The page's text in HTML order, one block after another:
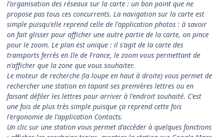
l'organisation des réseaux sur la carte : un bon point que ne
propose pas tous ces concurrents. La navigation sur la carte est
simple puisqu'elle reprend celle de l'application photos : à savoir
on fait glisser pour afficher une autre partie de la carte, on pince
pour le zoom. Le plan est unique : il s'agit de la carte des
transports ferrés en Ile de France, le zoom vous permettant de
n'afficher que la zone que vous souhaiter.
Le moteur de recherche (la loupe en haut à droite) vous permet de
rechercher une station en tapant ses premières lettres ou en
faisant défiler les lettres pour arriver à l'endroit souhaité. C'est
une fois de plus très simple puisque ça reprend cette fois
l'ergonomie de l'application Contacts.
Un clic sur une station vous permet d'accéder à quelques fonctions